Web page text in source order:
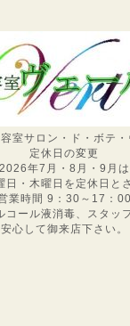
室サロン・ド・ボテ
定休日の変更
2026年7月・8月・9月は
日・木曜日を定休日と
業時間 9：30～17：00
コール液消毒、スタッ
安心して御来店下さい。